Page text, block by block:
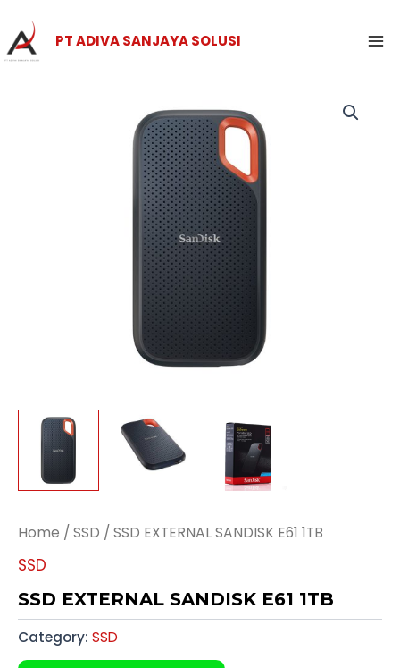
to
content
PT ADIVA SANJAYA SOLUSI
Home / SSD / SSD EXTERNAL SANDISK E61 1TB
SSD
SSD EXTERNAL SANDISK E61 1TB
Category: SSD